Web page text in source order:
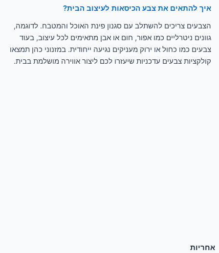
איך להתאים את צבע הכיסאות לעיצוב הבית?
הצבעים צריכים להשתלב עם סגנון פינת האוכל והמטבח. לדוגמה,
גוונים ניטרליים כמו אפור, חום או אבן מתאימים לכל עיצוב, בעוד
צבעים כמו כחול או ירוק מעניקים נגיעה ייחודית. במזנוני כהן תמצאו
קולקציות צבעים עדכניות שיעזרו לכם ליצור אווירה מושלמת בבית.
אחריות